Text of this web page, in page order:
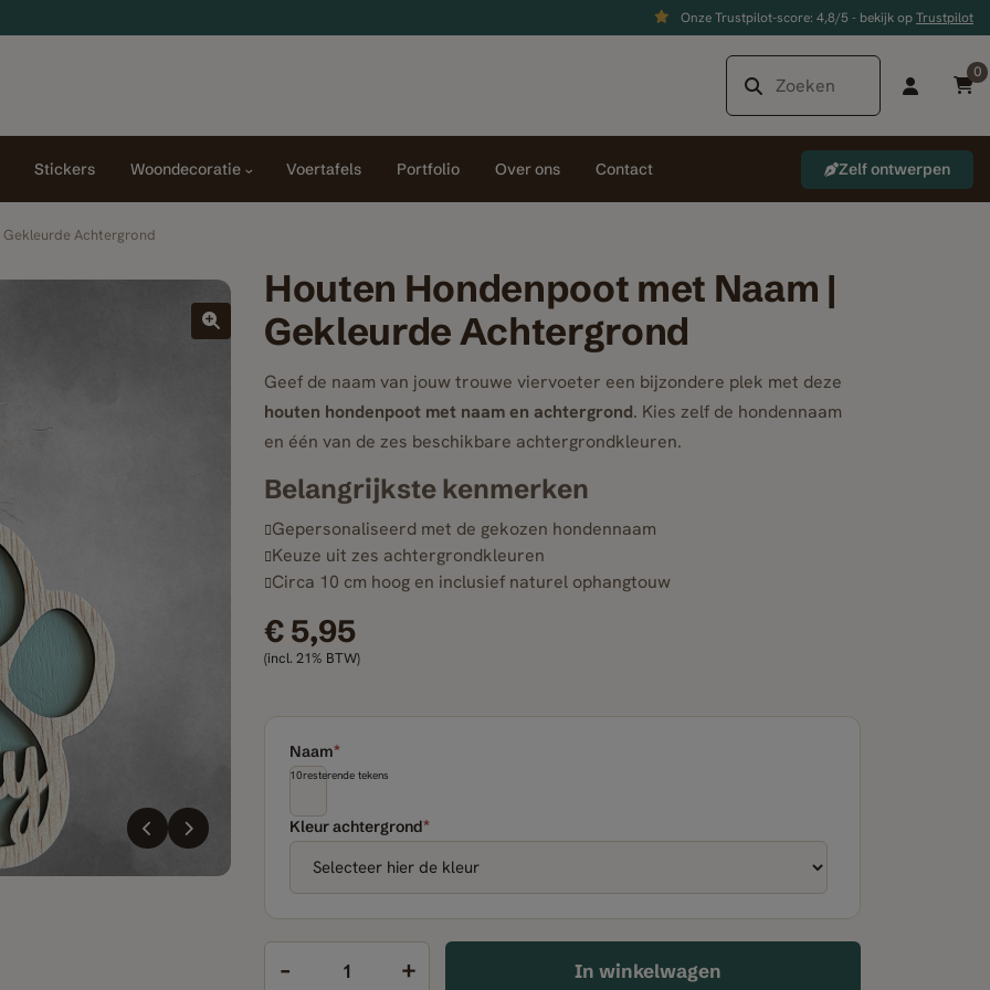
Onze Trustpilot-score: 4,8/5 - bekijk opTrustpilot
0
Stickers Woondecoratie Voertafels Portfolio Over ons Contact Zelf ontwerpen
Achtergrond
Houten Hondenpoot met Naam |
Gekleurde Achtergrond
Geef de naam van jouw trouwe viervoeter een bijzondere plek met deze
houten hondenpoot met naam en achtergrond. Kies zelf de hondennaam
en één van de zes beschikbare achtergrondkleuren.
Belangrijkste kenmerken
Gepersonaliseerd met de gekozen hondennaam
Keuze uit zes achtergrondkleuren
Circa 10 cm hoog en inclusief naturel ophangtouw
€ 5,95
(incl. 21% BTW)
*
Naam
10resterende tekens
*
Kleur achtergrond
- + In winkelwagen